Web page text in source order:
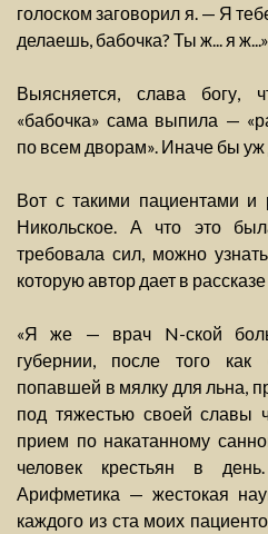
голоском заговорил я. — Я
делаешь, бабочка? Ты ж... я ж...».
Выясняется, слава богу,
«бабочка» сама выпила —
по всем дворам». Иначе бы уж
Вот с такими пациентами и
Никольское. А что это
требовала сил, можно
которую автор дает в
«Я же — врач N-ской
губернии, после того
попавшей в мялку для льна,
под тяжестью своей славы
прием по накатанному
человек крестьян в
Арифметика — жестокая
каждого из ста моих